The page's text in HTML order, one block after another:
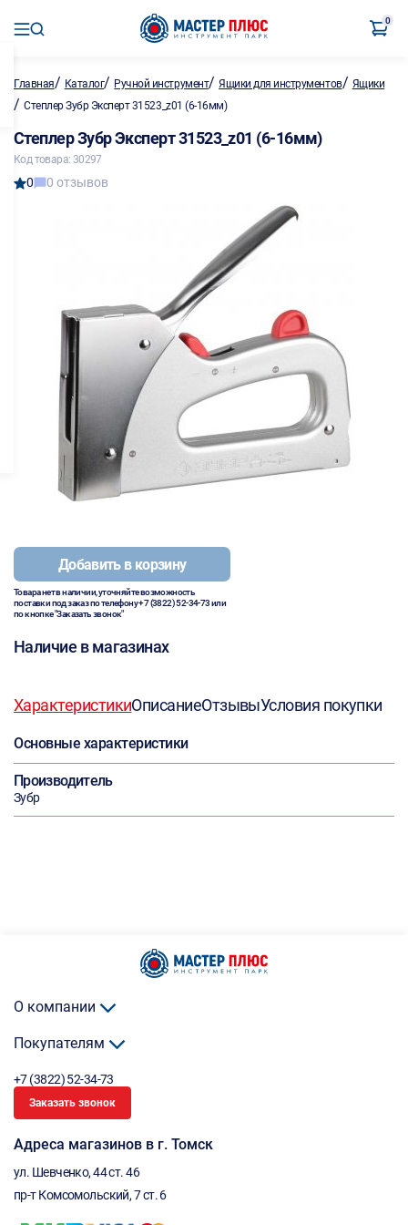
0
Главная/ Каталог/ Ручной инструмент/Ящики для инструментов/ Ящики
/ Степлер Зубр Эксперт 31523_z01 (6-16мм)
Степлер Зубр Эксперт 31523_z01 (6-16мм)
Код товара: 30297
0 0 отзывов
Добавить в корзину
Товара нет в наличии, уточняйте возможность
поставки под заказ по телефону+7 (3822) 52-34-73или
по кнопке "Заказать звонок"
Наличие в магазинах
ХарактеристикиОписаниеОтзывыУсловия покупки
Основные характеристики
Производитель
Зубр
О компании
Покупателям
+7 (3822) 52-34-73
Заказать звонок
Адреса магазинов в г. Томск
ул. Шевченко, 44 ст. 46
пр-т Комсомольский, 7 ст. 6